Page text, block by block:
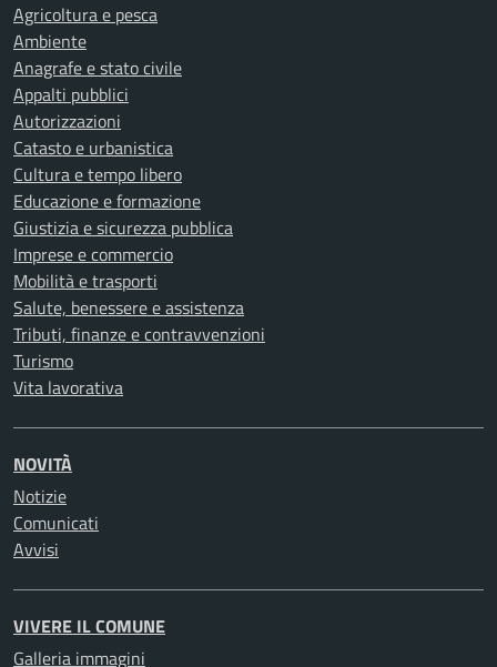
Agricoltura e pesca
Ambiente
Anagrafe e stato civile
Appalti pubblici
Autorizzazioni
Catasto e urbanistica
Cultura e tempo libero
Educazione e formazione
Giustizia e sicurezza pubblica
Imprese e commercio
Mobilità e trasporti
Salute, benessere e assistenza
Tributi, finanze e contravvenzioni
Turismo
Vita lavorativa
NOVITÀ
Notizie
Comunicati
Avvisi
VIVERE IL COMUNE
Galleria immagini